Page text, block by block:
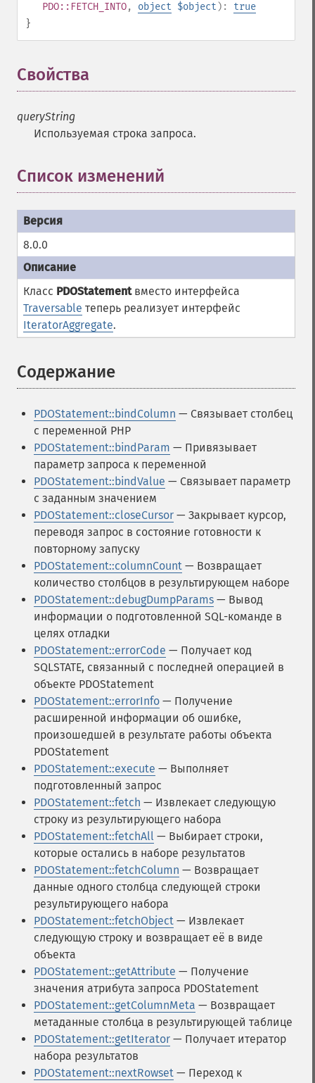
PDO::FETCH_INTO, object $object ): true
}
Свойства
queryString
Используемая строка запроса.
Список изменений
8.0.0
Класс PDOStatementвместо интерфейса
Traversable теперь реализует интерфейс
IteratorAggregate.
Содержание
PDOStatement::bindColumn — Связывает столбец
с переменной PHP
PDOStatement::bindParam — Привязывает
параметр запроса к переменной
PDOStatement::bindValue — Связывает параметр
с заданным значением
PDOStatement::closeCursor — Закрывает курсор,
переводя запрос в состояние готовности к
повторному запуску
PDOStatement::columnCount — Возвращает
количество столбцов в результирующем наборе
PDOStatement::debugDumpParams — Вывод
информации о подготовленной SQL-команде в
целях отладки
PDOStatement::errorCode — Получает код
SQLSTATE, связанный с последней операцией в
объекте PDOStatement
PDOStatement::errorInfo — Получение
расширенной информации об ошибке,
произошедшей в результате работы объекта
PDOStatement
PDOStatement::execute — Выполняет
подготовленный запрос
PDOStatement::fetch — Извлекает следующую
строку из результирующего набора
PDOStatement::fetchAll — Выбирает строки,
которые остались в наборе результатов
PDOStatement::fetchColumn — Возвращает
данные одного столбца следующей строки
результирующего набора
PDOStatement::fetchObject — Извлекает
следующую строку и возвращает её в виде
объекта
PDOStatement::getAttribute — Получение
значения атрибута запроса PDOStatement
PDOStatement::getColumnMeta — Возвращает
метаданные столбца в результирующей таблице
PDOStatement::getIterator — Получает итератор
набора результатов
PDOStatement::nextRowset — Переход к